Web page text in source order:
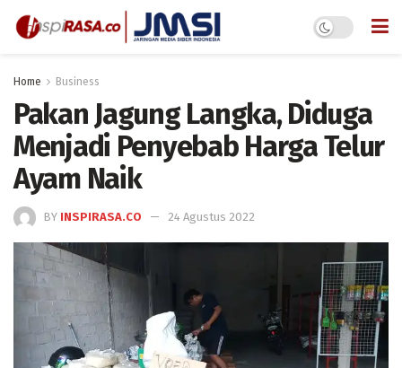
Home Business
Pakan Jagung Langka, Diduga
Menjadi Penyebab Harga Telur
Ayam Naik
BY INSPIRASA.CO 24 Agustus 2022